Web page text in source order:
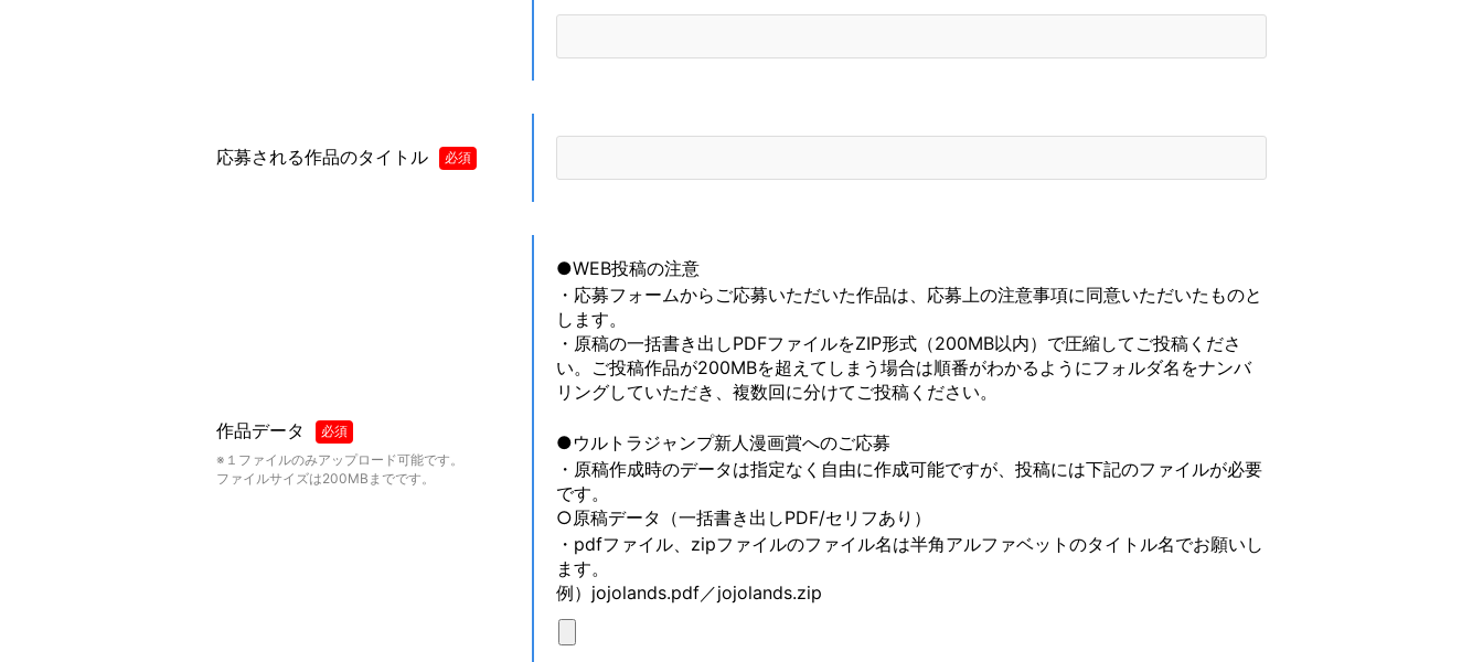
応募される作品のタイトル 必須
作品データ
必須
※１ファイルのみアップロード可能です。
ファイルサイズは200MBまでです。
●WEB投稿の注意
・応募フォームからご応募いただいた作品は、応募上の注意事項に同意いただいたものと
します。
・原稿の一括書き出しPDFファイルをZIP形式（200MB以内）で圧縮してご投稿くださ
い。ご投稿作品が200MBを超えてしまう場合は順番がわかるようにフォルダ名をナンバ
リングしていただき、複数回に分けてご投稿ください。
●ウルトラジャンプ新人漫画賞へのご応募
・原稿作成時のデータは指定なく自由に作成可能ですが、投稿には下記のファイルが必要
です。
○原稿データ（一括書き出しPDF/セリフあり）
・pdfファイル、zipファイルのファイル名は半角アルファベットのタイトル名でお願いし
ます。
例）jojolands.pdf／jojolands.zip